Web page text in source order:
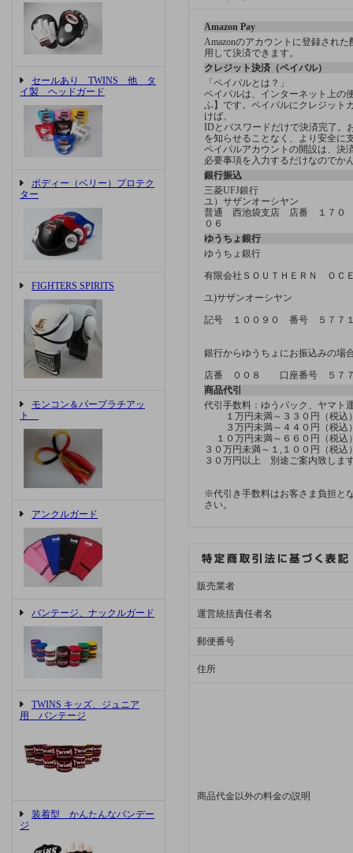
セールあり TWINS 他 タ
イ製 ヘッドガード
ボディー（ベリー）プロテク
ター
FIGHTERS SPIRITS
モンコン＆パープラチアッ
ト
アンクルガード
バンテージ、ナックルガード
TWINS キッズ、ジュニア
用 バンテージ
装着型 かんたんなバンデー
ジ
Amazon Pay
Amazonのアカウントに登録され
用して決済できます。
クレジット決済（ペイパル）
「ペイパルとは？」
ペイパルは、インターネット上の
ふ】です。ペイパルにクレジット
けば、
IDとパスワードだけで決済完了。
を知らせることなく、より安全に
ペイパルアカウントの開設は、決
必要事項を入力するだけなのでか
銀行振込
三菱UFJ銀行
ユ）サザンオーシヤン
普通 西池袋支店 店番 １７０
０６
ゆうちょ銀行
ゆうちょ銀行
有限会社ＳＯＵＴＨＥＲＮ ＯＣ
ユ)サザンオーシヤン
記号 １００９０ 番号 ５７７
銀行からゆうちょにお振込みの場
店番 ００８ 口座番号 ５７７
商品代引
代引手数料：ゆうパック、ヤマ
１万円未満～３３０円（税込
３万円未満～４４０円（税込
１０万円未満～６６０円（税込
３０万円未満～１,１００円（税込
３０万円以上 別途ご案内致しま
※代引き手数料はお客さま負担と
さい。
販売業者
運営統括責任者名
郵便番号
住所
商品代金以外の料金の説明